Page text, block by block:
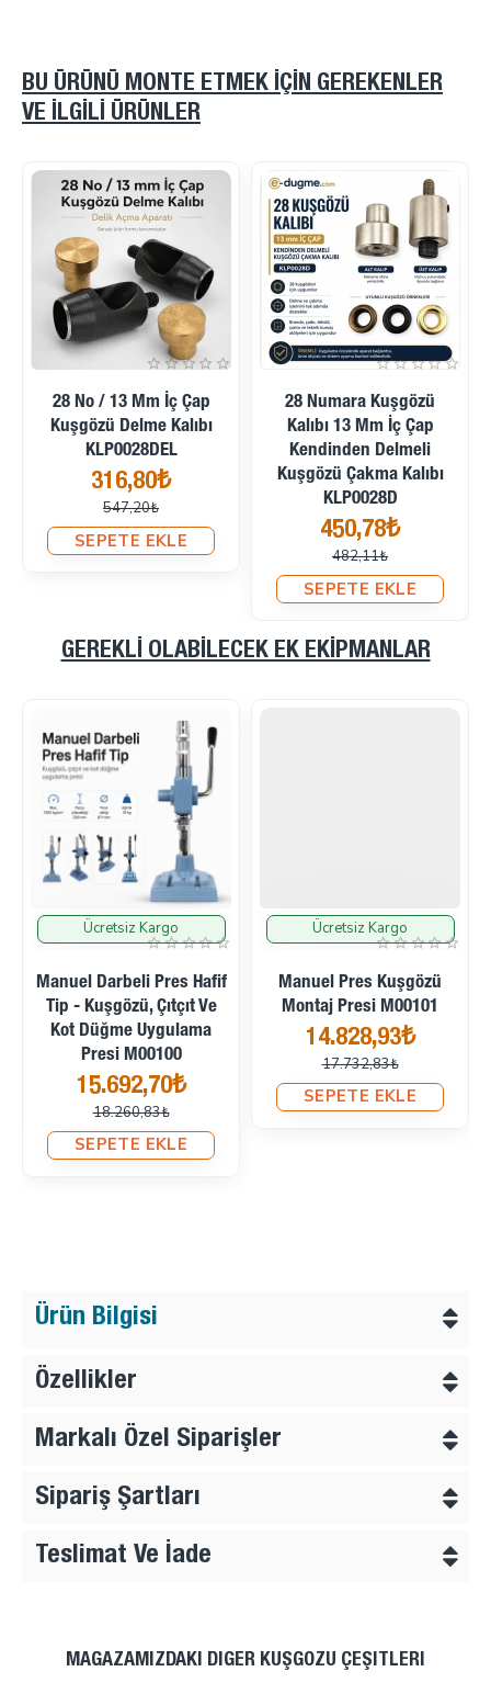
BU ÜRÜNÜ MONTE ETMEK IÇIN GEREKENLER
VE ILGILI ÜRÜNLER
İndirimde
28 No / 13 Mm İç Çap
Kuşgözü Delme Kalıbı
KLP0028DEL
316,80₺
547,20₺
SEPETE EKLE
İndirimde
28 Numara Kuşgözü
Kalıbı 13 Mm İç Çap
Kendinden Delmeli
Kuşgözü Çakma Kalıbı
KLP0028D
450,78₺
482,11₺
SEPETE EKLE
GEREKLI OLABILECEK EK EKIPMANLAR
İndirimde
Ücretsiz Kargo
Manuel Darbeli Pres Hafif
Tip - Kuşgözü, Çıtçıt Ve
Kot Düğme Uygulama
Presi M00100
15.692,70₺
18.260,83₺
SEPETE EKLE
İndirimde
Ücretsiz Kargo
Manuel Pres Kuşgözü
Montaj Presi M00101
14.828,93₺
17.732,83₺
SEPETE EKLE
Ürün Bilgisi
Özellikler
Markalı Özel Siparişler
Sipariş Şartları
Teslimat Ve İade
MAĞAZAMIZDAKI DIĞER KUŞGÖZÜ ÇEŞITLERI